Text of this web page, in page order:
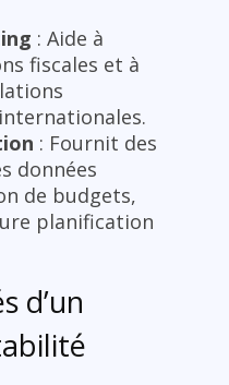
: Aide à
fiscales et à
: Fournit des
données
de budgets,
planification
d’un